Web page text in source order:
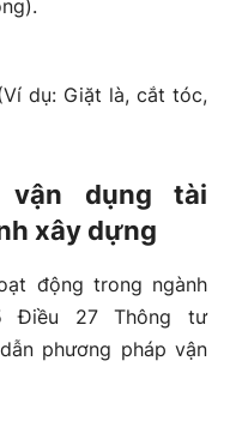
dụ: Giặt là, cắt tóc,
vận dụng tài
xây dựng
động trong ngành
Điều 27 Thông tư
phương pháp vận